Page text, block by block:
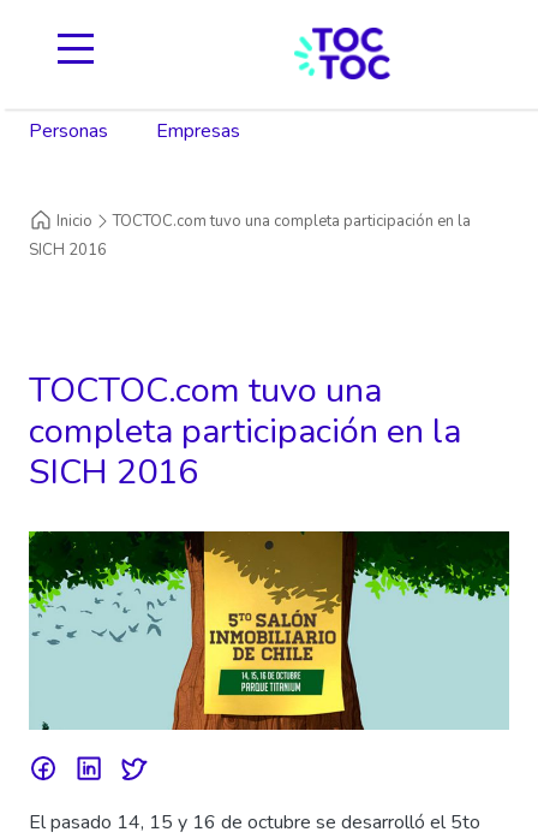
Personas Empresas
Inicio
TOCTOC.com tuvo una completa participación en la
SICH 2016
TOCTOC.com tuvo una
completa participación en la
SICH 2016
El pasado 14, 15 y 16 de octubre se desarrolló el 5to